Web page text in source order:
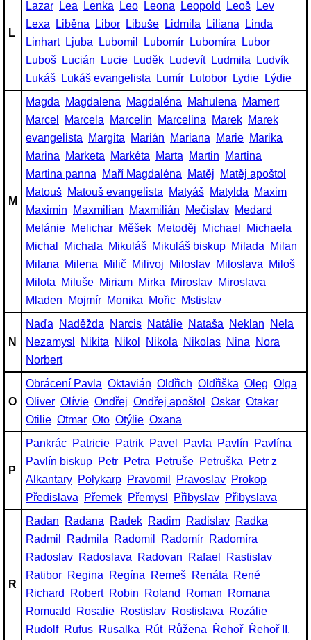
L
Lazar Lea Lenka Leo Leona Leopold Leoš
Lev
Lexa
Liběna Libor Libuše Lidmila Liliana
Linda
Linhart
Ljuba Lubomil Lubomír Lubomíra
Lubor
Luboš
Lucián Lucie Luděk Ludevít Ludmila
Ludvík
Lukáš
Lukáš evangelista Lumír Lutobor Lydie Lýdie
M
Magda Magdalena Magdaléna Mahulena
Mamert
Marcel
Marcela Marcelin Marcelina Marek Marek
evangelista
Margita Marián Mariana Marie Marika
Marina
Marketa Markéta Marta Martin
Martina
Martina panna
Maří Magdaléna Matěj
Matěj apoštol
Matouš Matouš evangelista Matyáš Matylda
Maxim
Maximin
Maxmilian Maxmilián Mečislav Medard
Melánie Melichar Měšek Metoděj Michael
Michaela
Michal
Michala Mikuláš Mikuláš biskup Milada
Milan
Milana
Milena Milič Milivoj Miloslav Miloslava
Miloš
Milota
Miluše Miriam Mirka Miroslav Miroslava
Mladen
Mojmír Monika Mořic Mstislav
N
Naďa Naděžda Narcis Natálie Nataša Neklan
Nela
Nezamysl
Nikita Nikol Nikola Nikolas Nina
Nora
Norbert
O
Obrácení Pavla Oktavián Oldřich Oldřiška Oleg Olga
Oliver Olívie Ondřej Ondřej apoštol Oskar Otakar
Otilie Otmar Oto Otýlie Oxana
P
Pankrác Patricie Patrik Pavel Pavla Pavlín
Pavlína
Pavlín biskup Petr Petra Petruše Petruška
Petr z
Alkantary Polykarp Pravomil Pravoslav Prokop
Předislava
Přemek Přemysl Přibyslav Přibyslava
R
Radan Radana Radek Radim Radislav Radka
Radmil
Radmila Radomil Radomír Radomíra
Radoslav Radoslava Radovan Rafael
Rastislav
Ratibor Regina Regína Remeš Renáta
René
Richard
Robert Robin Roland Roman
Romana
Romuald
Rosalie Rostislav Rostislava
Rozálie
Rudolf Rufus Rusalka Rút Růžena Řehoř Řehoř II.